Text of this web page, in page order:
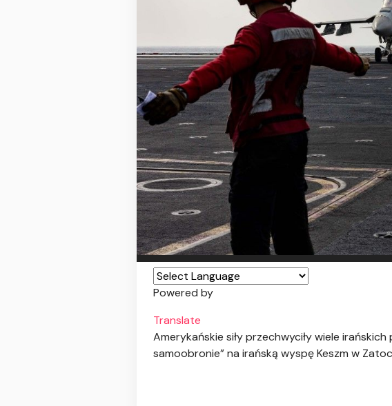
Powered by
Translate
Amerykańskie siły przechwyciły wiele
samoobronie” na irańską wyspę Keszm w